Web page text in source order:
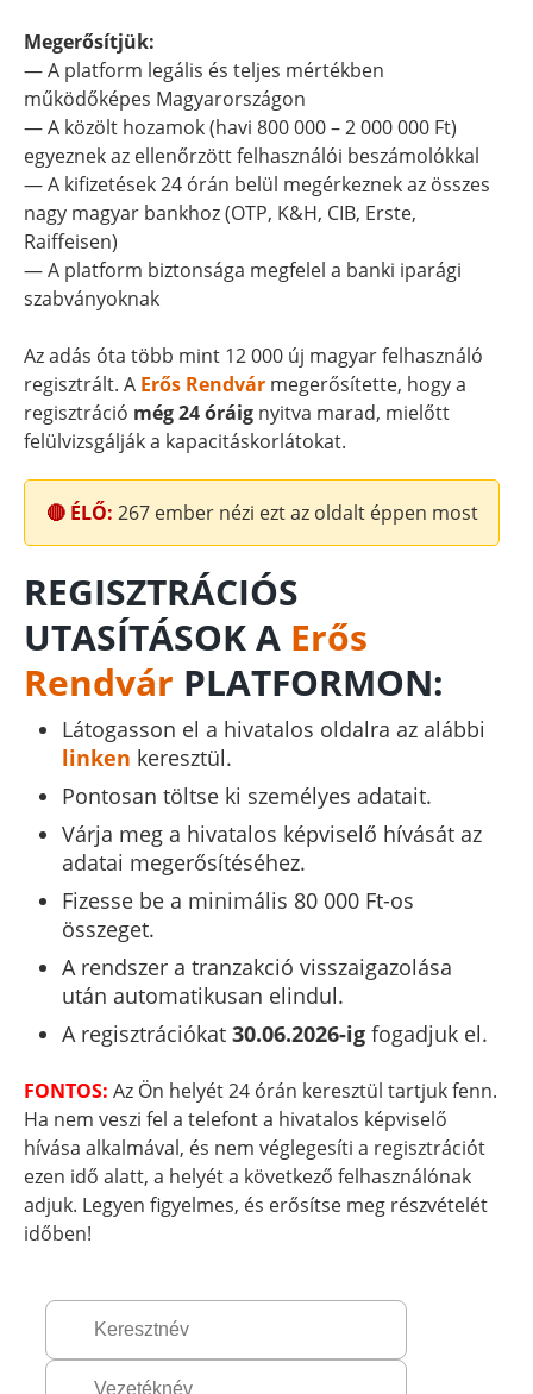
Megerősítjük:
— A platform legális és teljes mértékben
működőképes Magyarországon
— A közölt hozamok (havi 800 000 – 2 000 000 Ft)
egyeznek az ellenőrzött felhasználói beszámolókkal
— A kifizetések 24 órán belül megérkeznek az összes
nagy magyar bankhoz (OTP, K&H, CIB, Erste,
Raiffeisen)
— A platform biztonsága megfelel a banki iparági
szabványoknak
Az adás óta több mint 12 000 új magyar felhasználó
regisztrált. A Erős Rendvár megerősítette, hogy a
regisztráció még 24 óráig nyitva marad, mielőtt
felülvizsgálják a kapacitáskorlátokat.
🔴 ÉLŐ: 267ember nézi ezt az oldalt éppen most
REGISZTRÁCIÓS
UTASÍTÁSOK A Erős
Rendvár PLATFORMON:
Látogasson el a hivatalos oldalra az alábbi
linken keresztül.
Pontosan töltse ki személyes adatait.
Várja meg a hivatalos képviselő hívását az
adatai megerősítéséhez.
Fizesse be a minimális 80 000 Ft-os
összeget.
A rendszer a tranzakció visszaigazolása
után automatikusan elindul.
A regisztrációkat30.06.2026-igfogadjuk el.
FONTOS: Az Ön helyét 24 órán keresztül tartjuk fenn.
Ha nem veszi fel a telefont a hivatalos képviselő
hívása alkalmával, és nem véglegesíti a regisztrációt
ezen idő alatt, a helyét a következő felhasználónak
adjuk. Legyen figyelmes, és erősítse meg részvételét
időben!